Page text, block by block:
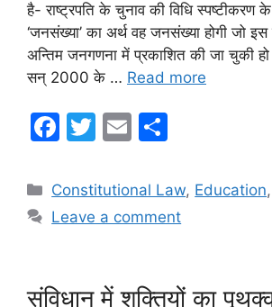
है- राष्ट्रपति के चुनाव की विधि स्पष्टीकरण
‘जनसंख्या’ का अर्थ वह जनसंख्या होगी जो इस
अन्तिम जनगणना में प्रकाशित की जा चुकी
सन् 2000 के … Read more
F
c
e
o
T
itt
er
E
ai
l
ar
e
Categories
Constitutional Law, Education,
Leave a comment
संविधान में शक्तियों का